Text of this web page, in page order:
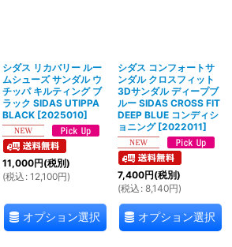
シダス リカバリー ルー
ムシューズ サンダル ウ
チッパ キルティング ブ
ラック SIDAS UTIPPA
BLACK [2025010]
11,000円(税別)
(税込 : 12,100円)
オプション選択
シダス コンフォートサ
ンダル クロスフィット
3Dサンダル ディープブ
ルー SIDAS CROSS FIT
DEEP BLUE コンディシ
ョニング [2022011]
7,400円(税別)
(税込 : 8,140円)
オプション選択